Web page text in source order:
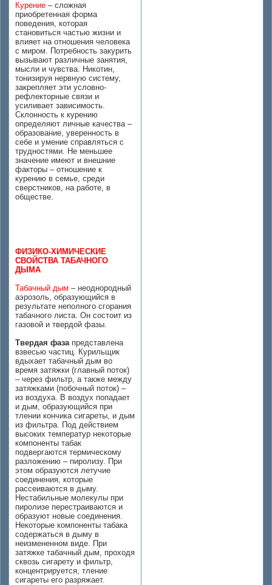
Курение – сложная
приобретенная форма
поведения, которая
становиться частью жизни и
влияет на отношения человека
с миром. Потребность закурить
вызывают различные занятия,
мысли и чувства. Никотин,
тонизируя нервную систему,
закрепляет эти условно-
рефлекторные связи и
усиливает зависимость.
Склонность к курению
определяют личные качества –
образование, уверенность в
себе и умение справляться с
трудностями. Не меньшее
значение имеют и внешние
факторы – отношение к
курению в семье, среди
сверстников, на работе, в
обществе.
ФИЗИКО-ХИМИЧЕСКИЕ
СВОЙСТВА ТАБАЧНОГО
ДЫМА
Табачный дым – неоднородный
аэрозоль, образующийся в
результате неполного сгорания
табачного листа. Он состоит из
газовой и твердой фазы.
Твердая фазапредставлена
взвесью частиц. Курильщик
вдыхает табачный дым во
время затяжки (главный поток)
– через фильтр, а также между
затяжками (побочный поток) –
из воздуха. В воздух попадает
и дым, образующийся при
тлении кончика сигареты, и дым
из фильтра. Под действием
высоких температур некоторые
компоненты табак
подвергаются термическому
разложению – пиролизу. При
этом образуются летучие
соединения, которые
рассеиваются в дыму.
Нестабильные молекулы при
пиролизе перестраиваются и
образуют новые соединения.
Некоторые компоненты табака
содержаться в дыму в
неизмененном виде. При
затяжке табачный дым, проходя
сквозь сигарету и фильтр,
концентрируется, тление
сигареты его разряжает.